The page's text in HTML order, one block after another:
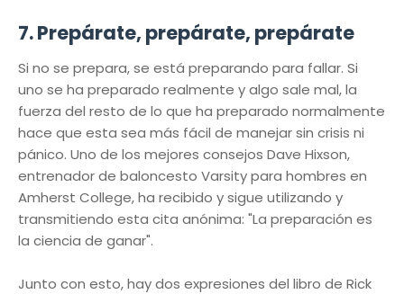
7. Prepárate, prepárate, prepárate
Si no se prepara, se está preparando para fallar. Si
uno se ha preparado realmente y algo sale mal, la
fuerza del resto de lo que ha preparado normalmente
hace que esta sea más fácil de manejar sin crisis ni
pánico. Uno de los mejores consejos Dave Hixson,
entrenador de baloncesto Varsity para hombres en
Amherst College, ha recibido y sigue utilizando y
transmitiendo esta cita anónima: "La preparación es
la ciencia de ganar".
Junto con esto, hay dos expresiones del libro de Rick